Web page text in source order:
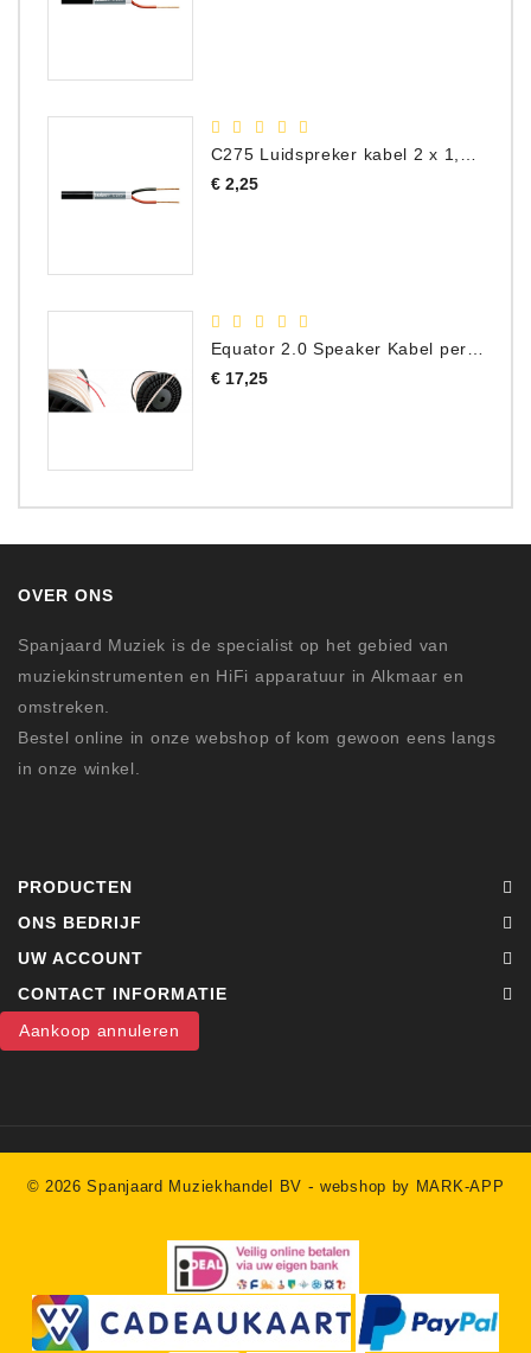
€ 2,25Prijs
Equator 2.0 Speaker Kabel per meter
€ 17,25Prijs
OVER ONS
Spanjaard Muziek is de specialist op het gebied van
muziekinstrumenten en HiFi apparatuur in Alkmaar en
omstreken.
Bestel online in onze webshop of kom gewoon eens langs
in onze winkel.
PRODUCTEN
ONS BEDRIJF
UW ACCOUNT
CONTACT INFORMATIE
Aankoop annuleren
© 2026 Spanjaard Muziekhandel BV -webshop by MARK-APP